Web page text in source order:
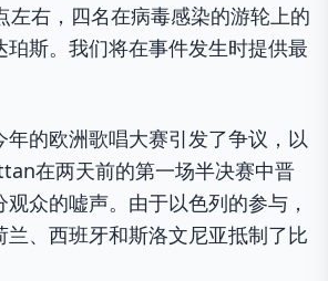
左右，四名在病毒感染的游轮上的
珀斯。我们将在事件发生时提供最
年的欧洲歌唱大赛引发了争议，以
在两天前的第一场半决赛中晋
众的嘘声。由于以色列的参与，
兰、西班牙和斯洛文尼亚抵制了比